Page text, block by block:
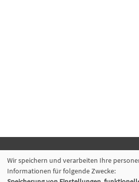
vhsrt · Volkshochschule Reutlingen
Wir speichern und verarbeiten Ihre
Informationen für folgende Zwecke: